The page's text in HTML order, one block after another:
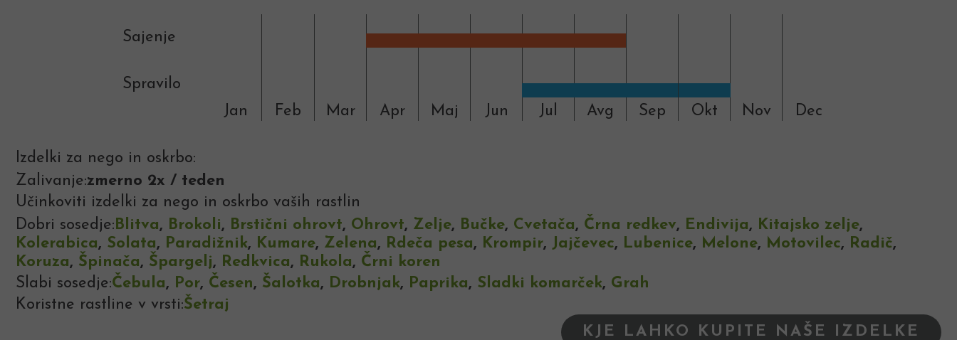
Sajenje
Spravilo
Jan
Feb Mar Apr Maj Jun Jul Avg Sep Okt Nov Dec
Izdelki za nego in oskrbo:
Zalivanje:zmerno 2x / teden
Učinkoviti izdelki za nego in oskrbo vaših rastlin
Dobri sosedje:Blitva, Brokoli, Brstični ohrovt, Ohrovt, Zelje, Bučke, Cvetača, Črna redkev, Endivija, Kitajsko zelje,
Kolerabica, Solata, Paradižnik, Kumare, Zelena, Rdeča pesa, Krompir, Jajčevec, Lubenice, Melone, Motovilec, Radič,
Koruza, Špinača, Špargelj, Redkvica, Rukola, Črni koren
Slabi sosedje:Čebula, Por, Česen, Šalotka, Drobnjak, Paprika, Sladki komarček, Grah
Koristne rastline v vrsti:Šetraj
KJE LAHKO KUPITE NAŠE IZDELKE